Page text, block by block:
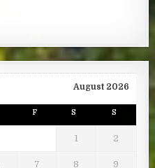
August 2026
F S S
1 2
7 8 9